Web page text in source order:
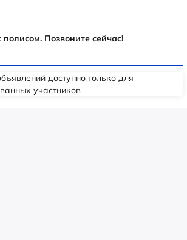
полисом. Позвоните сейчас!
доступно только для
участников